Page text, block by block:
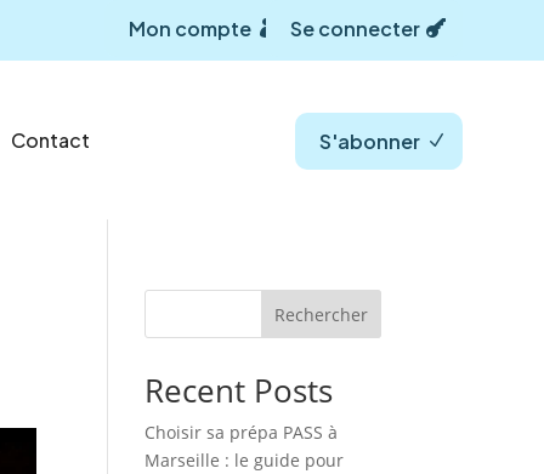
Mon compte Se connecter
Contact S'abonner
Rechercher
Recent Posts
Choisir sa prépa PASS à
Marseille : le guide pour